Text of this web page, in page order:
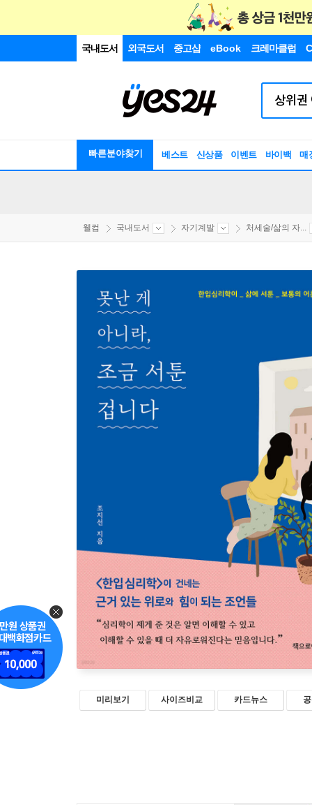
국내도서 외국도서 중고샵 eBook 크레마클럽
빠른분야찾기 베스트 신상품 이벤트 바이백 매
웰컴 국내도서 자기계발 처세술/삶의 자...
미리보기 사이즈비교 카드뉴스